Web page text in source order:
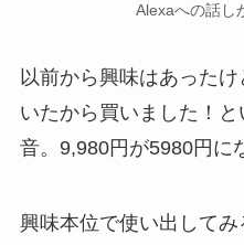
Alexaへの話し
以前から興味はあった
いたから買いました！
音。9,980円が5980円に
興味本位で使い出して